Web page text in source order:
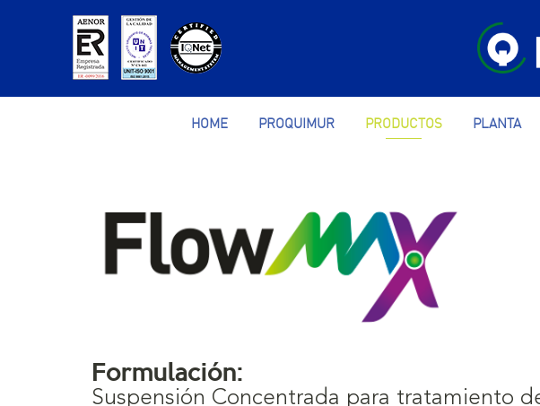
HOME PROQUIMUR PRODUCTOS PLANTA
Formulación:
Suspensión Concentrada para tratamiento